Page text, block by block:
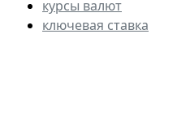
курсы валют
ключевая ставка